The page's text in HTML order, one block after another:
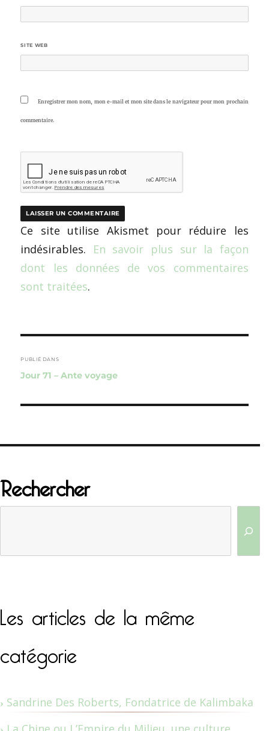
SITE WEB
Enregistrer mon nom, mon e-mail et mon site dans le navigateur pour mon prochain
commentaire.
Ce site utilise Akismet pour réduire les
indésirables. En savoir plus sur la façon
dont les données de vos commentaires
sont traitées.
de
l’article
PUBLIÉ DANS
Jour 71 – Ante voyage
Rechercher
Les articles de la même
catégorie
Sandrine Des Roberts, Fondatrice de Kalimbaka